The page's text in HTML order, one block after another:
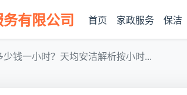
有限公司 首页 家政服务 保洁
少钱一小时？天均安洁解析按小时...